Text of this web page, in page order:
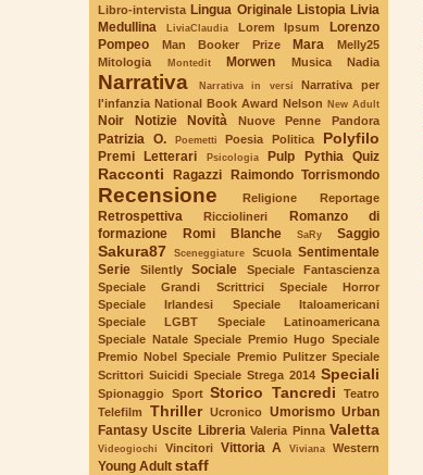
Libro-intervista Lingua Originale Listopia Livia
Medullina
LiviaClaudia Lorem Ipsum
Lorenzo
Pompeo
Man Booker Prize Mara
Melly25
Mitologia
Montedit Morwen Musica Nadia
Narrativa Narrativa in versi
Narrativa per
l'infanzia National Book Award Nelson New Adult
Noir Notizie Novità Nuove Penne Pandora
Patrizia O. Poemetti Poesia Politica Polyfilo
Premi Letterari Psicologia Pulp Pythia Quiz
Racconti Ragazzi Raimondo Torrismondo
Recensione Religione Reportage
Retrospettiva Ricciolineri
Romanzo di
formazione
Romi Blanche SaRy Saggio
Sakura87 Sceneggiature Scuola Sentimentale
Serie
Silently Sociale
Speciale Fantascienza
Speciale Grandi Scrittrici
Speciale Horror
Speciale Irlandesi
Speciale Italoamericani
Speciale LGBT
Speciale Latinoamericana
Speciale Natale Speciale Premio Hugo Speciale
Premio Nobel Speciale Premio Pulitzer Speciale
Scrittori Suicidi Speciale Strega 2014 Speciali
Spionaggio Sport Storico Tancredi
Teatro
Telefilm
Thriller Ucronico Umorismo Urban
Fantasy Uscite Libreria Valeria Pinna Valetta
Videogiochi Vincitori Vittoria A Viviana Western
Young Adult staff